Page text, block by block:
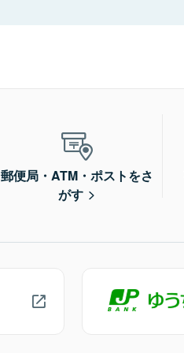
郵便局・ATM・ポストをさ
がす